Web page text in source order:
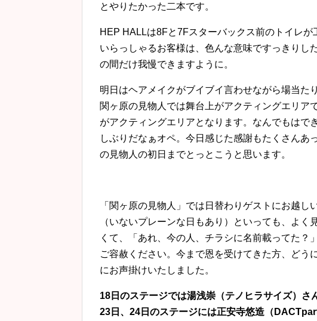
とやりたかった二本です。
HEP HALLは8Fと7Fスターバックス前のトイレ
いらっしゃるお客様は、色んな意味ですっきりし
の間だけ我慢できますように。
明日はヘアメイクがブイブイ言わせながら場当た
関ヶ原の見物人では舞台上がアクティングエリア
がアクティングエリアとなります。なんでもはで
しぶりだなぁオペ。今日感じた感謝もたくさんあ
の見物人の初日までとっとこうと思います。
「関ヶ原の見物人」では日替わりゲストにお越し
（いないプレーンな日もあり）といっても、よ
くて、「あれ、今の人、チラシに名前載ってた
ご容赦ください。今まで恩を受けてきた方、どう
にお声掛けいたしました。
18日のステージでは湯浅崇（テノヒラサイズ）さ
23日、24日のステージには正安寺悠造（